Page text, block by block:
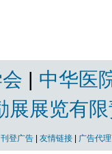
| 中华医
展展览有
刊登广告 友情链接 广告代